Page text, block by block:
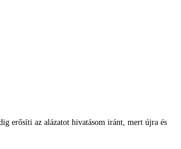
erősíti az alázatot hivatásom iránt, mert újra és